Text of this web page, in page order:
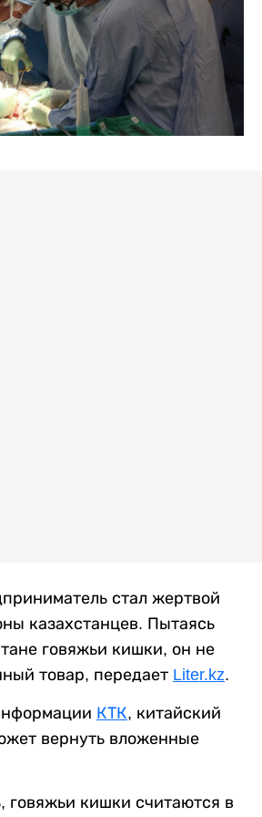
стал жертвой
казахстанцев. Пытаясь
говяжьи кишки, он не
товар, передает Liter.kz.
КТК, китайский
вернуть вложенные
говяжьи кишки считаются в